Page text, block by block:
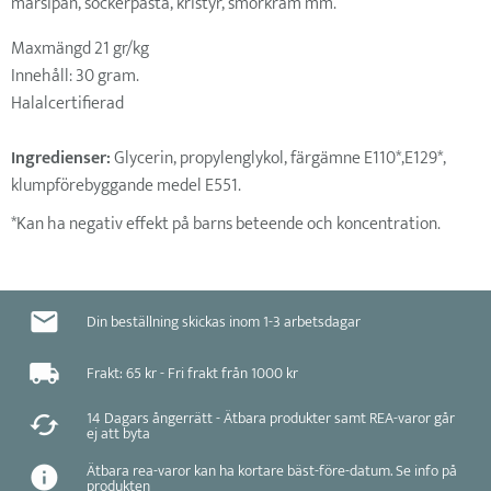
Maxmängd 21 gr/kg
Innehåll: 30 gram.
Halalcertifierad
Ingredienser:Glycerin, propylenglykol, färgämne E110*,E129*,
klumpförebyggande medel E551.
*Kan ha negativ effekt på barns beteende och koncentration.
Din beställning skickas inom 1-3 arbetsdagar
Frakt: 65 kr - Fri frakt från 1000 kr
14 Dagars ångerrätt - Ätbara produkter samt REA-varor går
ej att byta
Ätbara rea-varor kan ha kortare bäst-före-datum. Se info på